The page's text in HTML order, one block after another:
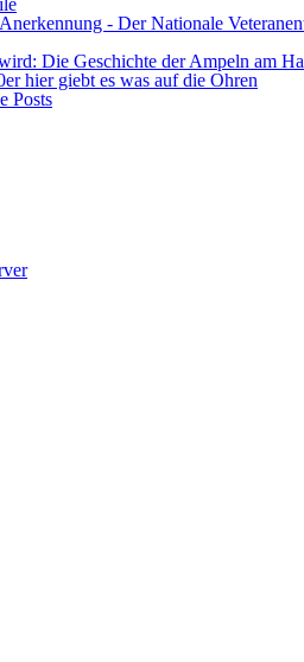
- Der Nationale
Die Geschichte der Ampeln am
hier giebt es was auf die Ohren
Posts